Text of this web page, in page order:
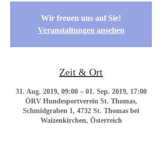
Wir freuen uns auf Sie!
Veranstaltungen ansehen
Zeit & Ort
31. Aug. 2019, 09:00 – 01. Sep. 2019, 17:00
ÖRV Hundesportverein St. Thomas,
Schmidgraben 1, 4732 St. Thomas bei
Waizenkirchen, Österreich